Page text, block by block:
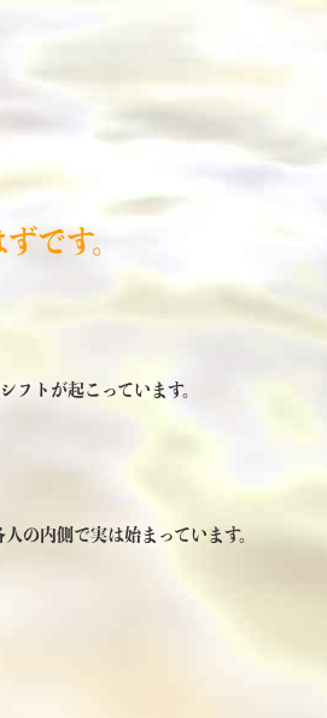
です。
フトが起こっています。
の内側で実は始まっています。